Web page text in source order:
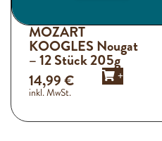
MOZART
KOOGLES Nougat
– 12 Stück 205g
+
14,99€
inkl. MwSt.